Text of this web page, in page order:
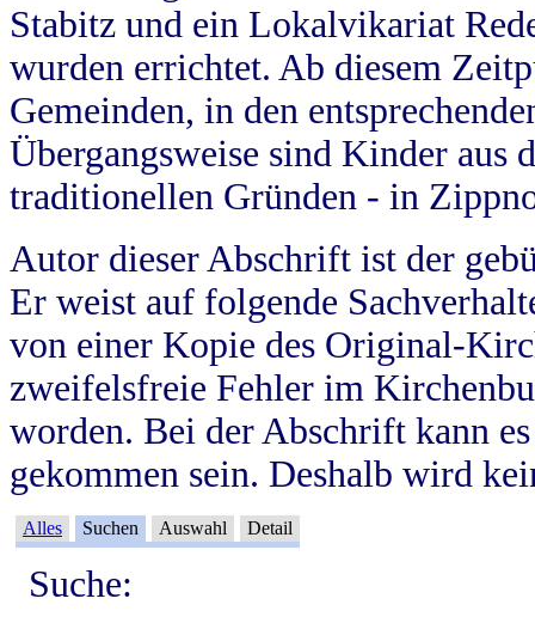
Stabitz und ein Lokalvikariat
wurden errichtet. Ab diesem
Gemeinden, in den
Übergangsweise sind Kinder aus
traditionellen Gründen - in
Autor dieser Abschrift ist der
Er weist auf folgende
von einer Kopie des Original-
zweifelsfreie Fehler im
worden. Bei der Abschrift kann
gekommen sein. Deshalb wird
Alles Suchen Auswahl Detail
Suche: